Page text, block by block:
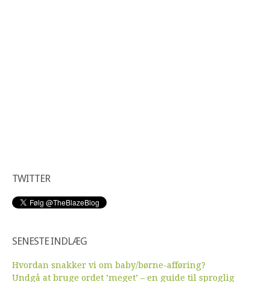
TWITTER
SENESTE INDLÆG
Hvordan snakker vi om baby/børne-afføring?
Undgå at bruge ordet ’meget’ – en guide til sproglig